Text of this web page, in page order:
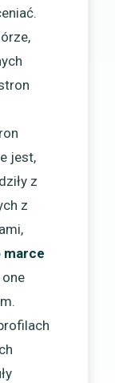
jest,
z
z
marce